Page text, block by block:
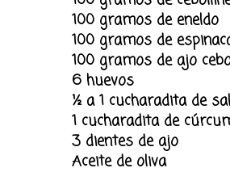
100 gramos de eneldo
100 gramos de
100 gramos de ajo
6 huevos
½ a 1 cucharadita de
1 cucharadita de
3 dientes de ajo
Aceite de oliva